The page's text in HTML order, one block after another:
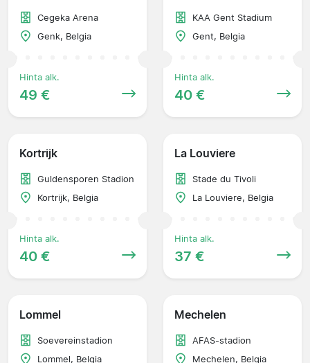
Cegeka Arena
Genk, Belgia
Hinta alk.
49 €
KAA Gent Stadium
Gent, Belgia
Hinta alk.
40 €
Kortrijk
Guldensporen Stadion
Kortrijk, Belgia
Hinta alk.
40 €
La Louviere
Stade du Tivoli
La Louviere, Belgia
Hinta alk.
37 €
Lommel
Soevereinstadion
Lommel, Belgia
Mechelen
AFAS-stadion
Mechelen, Belgia